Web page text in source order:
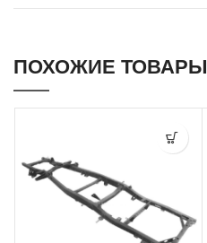
ПОХОЖИЕ ТОВАРЫ